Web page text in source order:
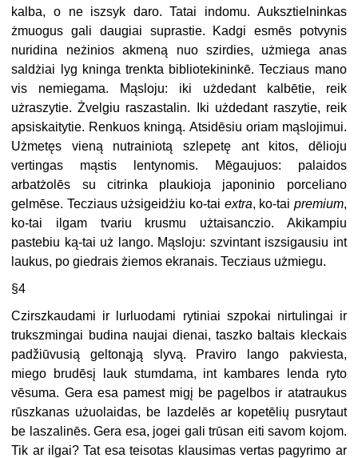
kalba, o ne iszsyk daro. Tatai indomu. Auksztielninkas
żmuogus gali daugiai suprastie. Kadgi esmēs potvynis
nuridina neżinios akmeną nuo szirdies, użmiega anas
saldżiai lyg kninga trenkta bibliotekininkē. Tecziaus mano
vis nemiegama. Mąsloju: iki użdedant kalbētie, reik
użraszytie. Żvelgiu raszastalin. Iki użdedant raszytie, reik
apsiskaitytie. Renkuos kningą. Atsidēsiu oriam mąslojimui.
Użmetęs vieną nutrainiotą szlepetę ant kitos, dēlioju
vertingas mąstis lentynomis. Mēgaujuos: palaidos
arbatżolēs su citrinka plaukioja japoninio porceliano
gelmēse. Tecziaus użsigeidżiu ko-tai extra, ko-tai premium,
ko-tai ilgam tvariu krusmu użtaisanczio. Akikampiu
pastebiu ką-tai uż lango. Mąsloju: szvintant iszsigausiu int
laukus, po giedrais żiemos ekranais. Tecziaus użmiegu.
§4
Czirszkaudami ir lurluodami rytiniai szpokai nirtulingai ir
trukszmingai budina naujai dienai, taszko baltais kleckais
padžiūvusią geltonąją slyvą. Praviro lango pakviesta,
miego brudēsį lauk stumdama, int kambares lenda ryto
vēsuma. Gera esa pamest migį be pagelbos ir atatraukus
rūszkanas użuolaidas, be lazdelēs ar kopetēlių pusrytaut
be laszalinēs. Gera esa, jogei gali trūsan eiti savom kojom.
Tik ar ilgai? Tat esa teisotas klausimas vertas pagyrimo ar